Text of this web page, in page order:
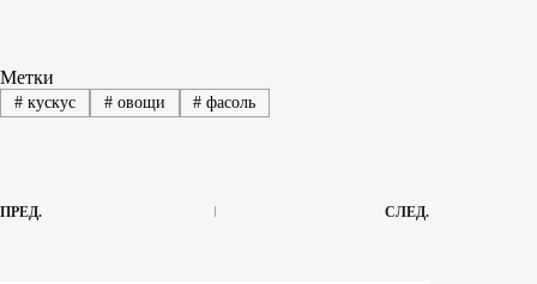
Метки
#кускус #овощи # фасоль
ПРЕД. СЛЕД.